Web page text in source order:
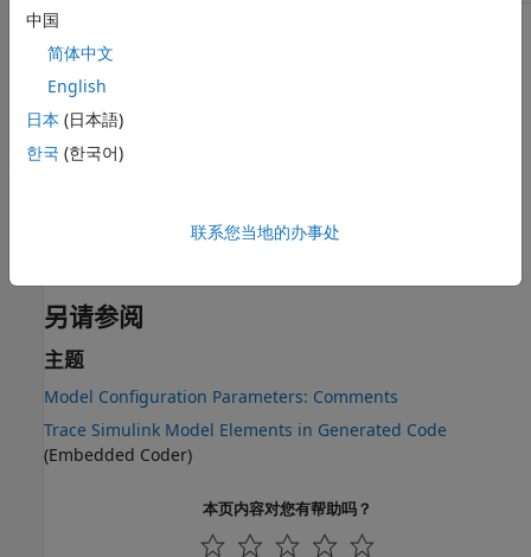
编程用法
参数：SimulinkBlockComments
类型：字符向量
值：'on' |
默认值：
版本历史记录
另请参阅
主题
Model Configuration Parameters: Comments
Trace Simulink Model Elements in Generated Code
(Embedded Coder)
本页内容对您有帮助吗？
中国
简体中文
English
日本 (日本語)
한국 (한국어)
联系您当地的办事处